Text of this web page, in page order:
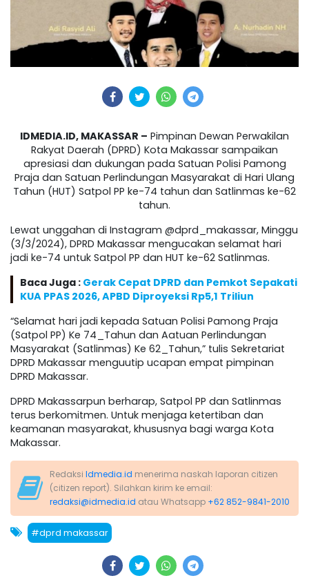
IDMEDIA.ID, MAKASSAR – Pimpinan Dewan Perwakilan
Rakyat Daerah (DPRD) Kota Makassar sampaikan
apresiasi dan dukungan pada Satuan Polisi Pamong
Praja dan Satuan Perlindungan Masyarakat di Hari Ulang
Tahun (HUT) Satpol PP ke-74 tahun dan Satlinmas ke-62
tahun.
Lewat unggahan di Instagram @dprd_makassar, Minggu
(3/3/2024), DPRD Makassar mengucakan selamat hari
jadi ke-74 untuk Satpol PP dan HUT ke-62 Satlinmas.
Baca Juga : Gerak Cepat DPRD dan Pemkot Sepakati
KUA PPAS 2026, APBD Diproyeksi Rp5,1 Triliun
“Selamat hari jadi kepada Satuan Polisi Pamong Praja
(Satpol PP) Ke 74_Tahun dan Aatuan Perlindungan
Masyarakat (Satlinmas) Ke 62_Tahun,” tulis Sekretariat
DPRD Makassar menguutip ucapan empat pimpinan
DPRD Makassar.
DPRD Makassarpun berharap, Satpol PP dan Satlinmas
terus berkomitmen. Untuk menjaga ketertiban dan
keamanan masyarakat, khususnya bagi warga Kota
Makassar.
Redaksi Idmedia.id menerima naskah laporan citizen
(citizen report). Silahkan kirim ke email:
redaksi@idmedia.id atau Whatsapp +62 852-9841-2010
#dprd makassar